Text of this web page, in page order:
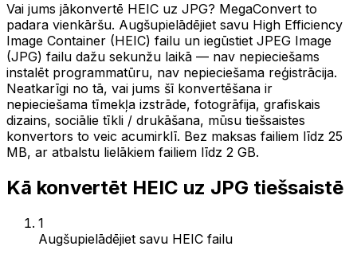
Vai jums jākonvertē HEIC uz JPG? MegaConvert to
padara vienkāršu. Augšupielādējiet savu High Efficiency
Image Container (HEIC) failu un iegūstiet JPEG Image
(JPG) failu dažu sekunžu laikā — nav nepieciešams
instalēt programmatūru, nav nepieciešama reģistrācija.
Neatkarīgi no tā, vai jums šī konvertēšana ir
nepieciešama tīmekļa izstrāde, fotogrāfija, grafiskais
dizains, sociālie tīkli / drukāšana, mūsu tiešsaistes
konvertors to veic acumirklī. Bez maksas failiem līdz 25
MB, ar atbalstu lielākiem failiem līdz 2 GB.
Kā konvertēt HEIC uz JPG tiešsaistē
1
Augšupielādējiet savu HEIC failu